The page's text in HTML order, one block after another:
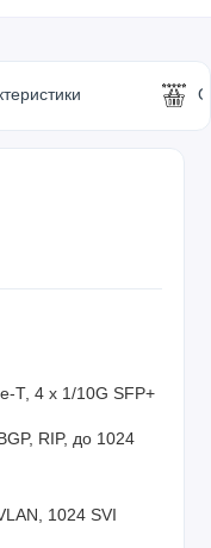
T, 4 x 1/10G SFP+
RIP, до 1024
1024 SVI